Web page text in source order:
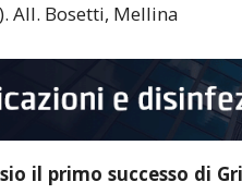
All. Bosetti, Mellina
il primo successo di